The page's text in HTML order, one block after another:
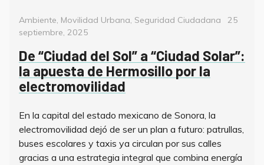
Categorías
Ambiente, Movilidad Urbana, Seguridad Ciudadana
Posted
25
septiembre, 2025
De “Ciudad del Sol” a “Ciudad Solar”:
la apuesta de Hermosillo por la
electromovilidad
En la capital del estado mexicano de Sonora, la
electromovilidad dejó de ser un plan a futuro: patrullas,
buses escolares y taxis ya circulan por sus calles
gracias a una estrategia integral que combina energía